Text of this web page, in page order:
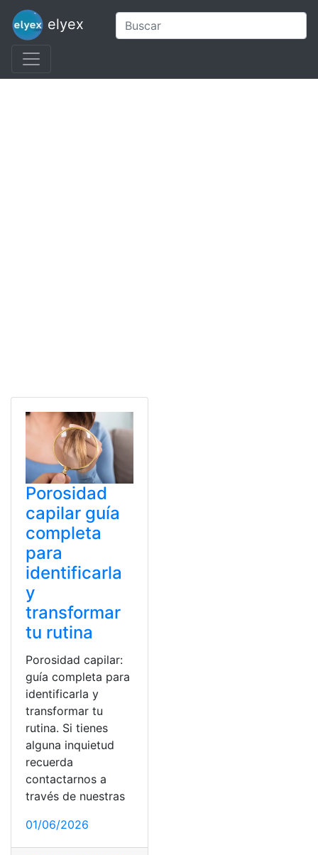
elyex
Porosidad
capilar guía
completa
para
identificarla
y
transformar
tu rutina
Porosidad capilar:
guía completa para
identificarla y
transformar tu
rutina. Si tienes
alguna inquietud
recuerda
contactarnos a
través de nuestras
01/06/2026